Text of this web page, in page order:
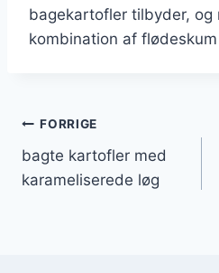
bagekartofler tilbyder,
kombination af
FORRIGE
bagte kartofler med
karameliserede løg